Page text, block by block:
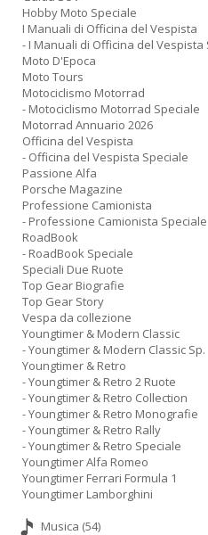
Hobby Moto Speciale
I Manuali di Officina del Vespista
- I Manuali di Officina del Vespista
Moto D'Epoca
Moto Tours
Motociclismo Motorrad
- Motociclismo Motorrad Speciale
Motorrad Annuario 2026
Officina del Vespista
- Officina del Vespista Speciale
Passione Alfa
Porsche Magazine
Professione Camionista
- Professione Camionista Speciale
RoadBook
- RoadBook Speciale
Speciali Due Ruote
Top Gear Biografie
Top Gear Story
Vespa da collezione
Youngtimer & Modern Classic
- Youngtimer & Modern Classic Sp.
Youngtimer & Retro
- Youngtimer & Retro 2 Ruote
- Youngtimer & Retro Collection
- Youngtimer & Retro Monografie
- Youngtimer & Retro Rally
- Youngtimer & Retro Speciale
Youngtimer Alfa Romeo
Youngtimer Ferrari Formula 1
Youngtimer Lamborghini
Musica (54)